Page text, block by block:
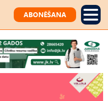
ABONĒŠANA